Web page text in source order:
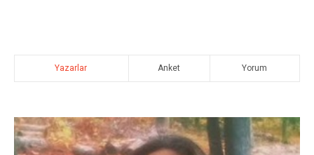
Yazarlar Anket Yorum